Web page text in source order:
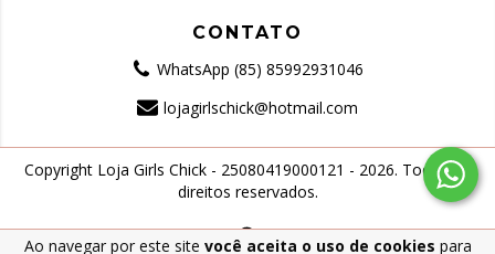
Ao navegar por este site você aceita o uso de cookies para
CONTATO
WhatsApp (85) 85992931046
lojagirlschick@hotmail.com
Copyright Loja Girls Chick - 25080419000121 - 2026. Todos os
direitos reservados.